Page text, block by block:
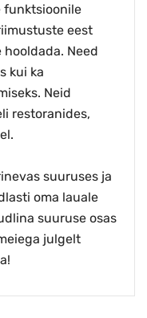
funktsioonile
eest
Need
kui ka
Neid
restoranides,
suuruses ja
oma lauale
suuruse osas
julgelt